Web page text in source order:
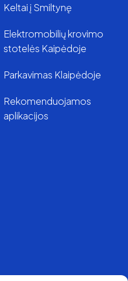
Keltai į Smiltynę
Elektromobilių krovimo
stotelės Kaipėdoje
Parkavimas Klaipėdoje
Rekomenduojamos
aplikacijos